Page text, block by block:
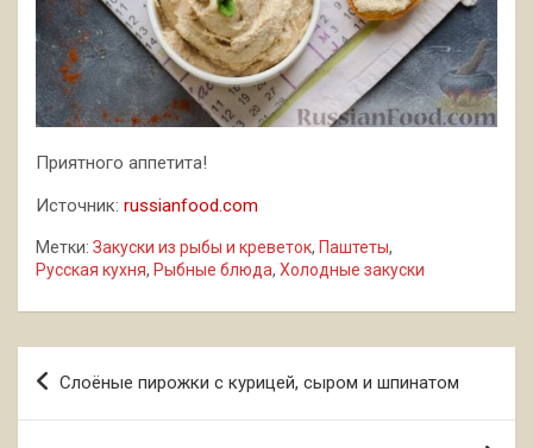
Приятного аппетита!
Источник: russianfood.com
Метки: Закуски из рыбы и креветок, Паштеты,
Русская кухня, Рыбные блюда, Холодные закуски
Навигация
Слоёные пирожки с курицей, сыром и шпинатом